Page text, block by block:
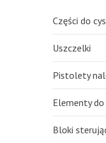
Części do
Uszczelki
Pistolety
Elementy
Bloki